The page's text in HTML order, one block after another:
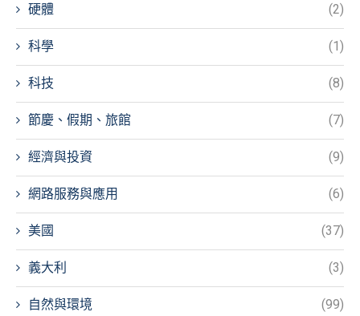
硬體 (2)
科學 (1)
科技 (8)
節慶、假期、旅館 (7)
經濟與投資 (9)
網路服務與應用 (6)
美國 (37)
義大利 (3)
自然與環境 (99)